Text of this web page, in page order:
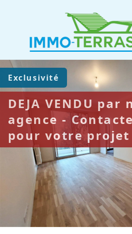
Exclusivité
DEJA VENDU par
agence -
pour votre projet